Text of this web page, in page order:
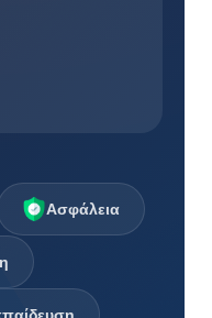
Ασφάλεια